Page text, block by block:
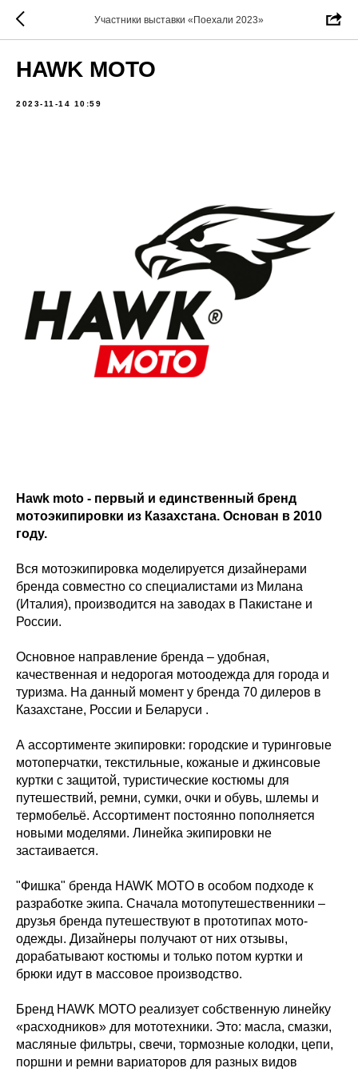
Участники выставки «Поехали 2023»
HAWK MOTO
2023-11-14 10:59
Hawk moto - первый и единственный бренд
мотоэкипировки из Казахстана. Основан в 2010
году.
Вся мотоэкипировка моделируется дизайнерами
бренда совместно со специалистами из Милана
(Италия), производится на заводах в Пакистане и
России.
Основное направление бренда – удобная,
качественная и недорогая мотоодежда для города и
туризма. На данный момент у бренда 70 дилеров в
Казахстане, России и Беларуси .
А ассортименте экипировки: городские и туринговые
мотоперчатки, текстильные, кожаные и джинсовые
куртки с защитой, туристические костюмы для
путешествий, ремни, сумки, очки и обувь, шлемы и
термобельё. Ассортимент постоянно пополняется
новыми моделями. Линейка экипировки не
застаивается.
"Фишка" бренда HAWK MOTO в особом подходе к
разработке экипа. Сначала мотопутешественники –
друзья бренда путешествуют в прототипах мото-
одежды. Дизайнеры получают от них отзывы,
дорабатывают костюмы и только потом куртки и
брюки идут в массовое производство.
Бренд HAWK MOTO реализует собственную линейку
«расходников» для мототехники. Это: масла, смазки,
масляные фильтры, свечи, тормозные колодки, цепи,
поршни и ремни вариаторов для разных видов